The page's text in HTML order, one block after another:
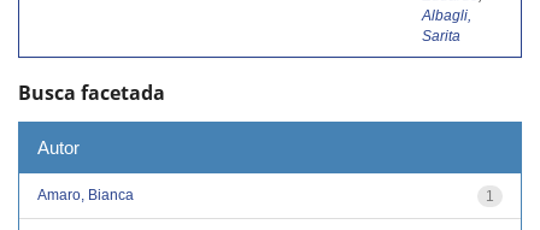
Albagli,
Sarita
Busca facetada
Autor
1
Amaro, Bianca